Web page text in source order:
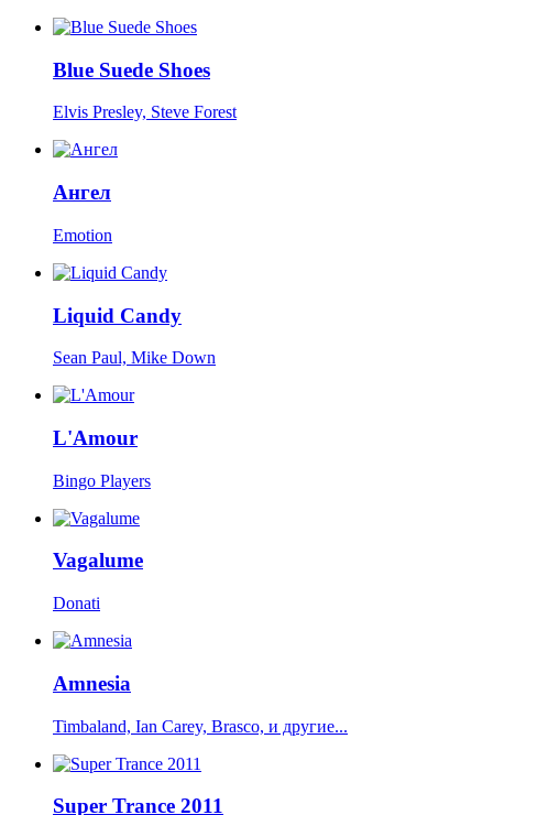
Blue Suede Shoes
Elvis Presley, Steve Forest
Ангел
Emotion
Liquid Candy
Sean Paul, Mike Down
L'Amour
Bingo Players
Vagalume
Donati
Amnesia
Timbaland, Ian Carey, Brasco, и другие...
Super Trance 2011